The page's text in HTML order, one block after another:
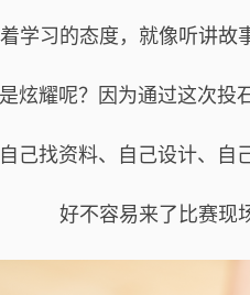
学习的态度，就像听讲故
炫耀呢？因为通过这次投
自己找资料、自己设计、自
好不容易来了比赛现